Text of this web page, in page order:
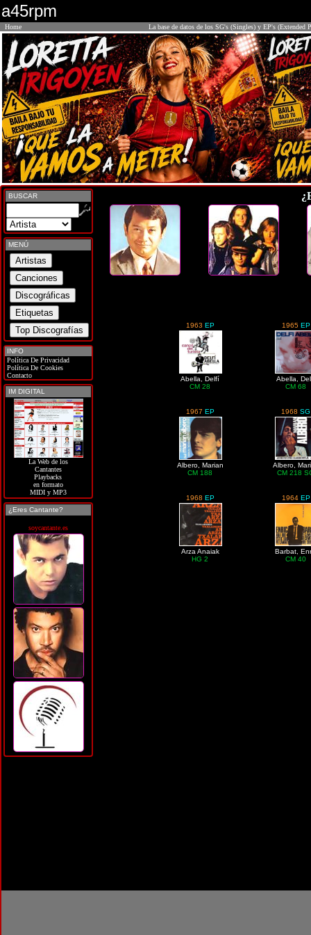
a45rpm
Home La base de datos de los SG's (Singles) y EP's (Extended
BUSCAR
MENÚ
INFO
Política De Privacidad
Política De Cookies
Contacto
IM DIGITAL
La Web de los
Cantantes
Playbacks
en formato
MIDI y MP3
¿Eres Cantante?
soycantante.es
1963 EP
Abella, Delfí
CM 28
1965 EP
Abella,
CM 68
1967 EP
Albero, Marian
CM 188
1968SG
Albero,
CM 218
1968 EP
Arza Anaiak
HG 2
1964 EP
Barbat,
CM 40